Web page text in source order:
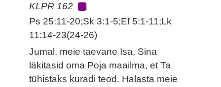
KLPR 162
Ps 25:11-20;Sk 3:1-5;Ef 5:1-11;Lk
11:14-23(24-26)
Jumal, meie taevane Isa, Sina
läkitasid oma Poja maailma, et Ta
tühistaks kuradi teod. Halasta meie